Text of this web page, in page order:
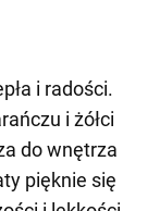
i radości.
i żółci
do wnętrza
pięknie się